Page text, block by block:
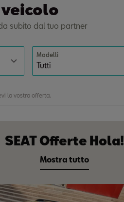
veicolo
subito dal tuo partner
Modelli
la vostra offerta.
SEAT Offerte Hola!
Mostra tutto